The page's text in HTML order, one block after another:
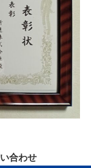
合わせ